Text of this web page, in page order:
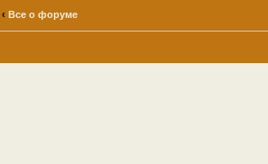
‹ Все о форуме